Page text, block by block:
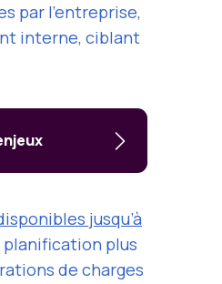
par l’entreprise,
interne, ciblant
jusqu’à
planification plus
de charges